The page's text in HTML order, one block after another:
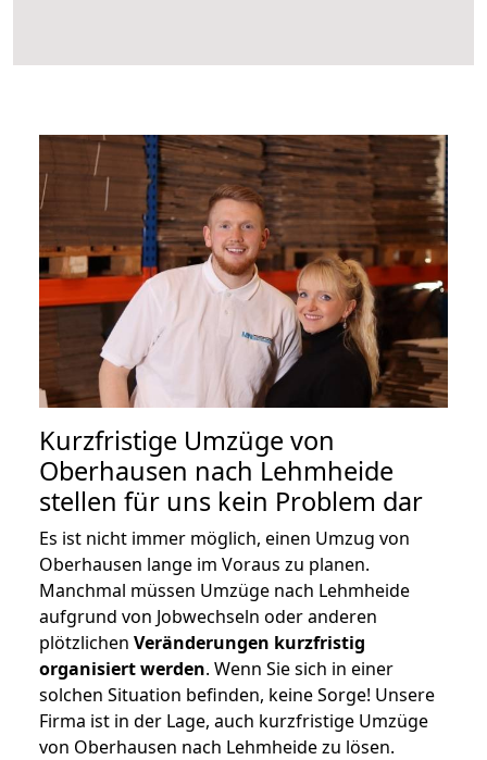
Kurzfristige Umzüge von
Oberhausen nach Lehmheide
stellen für uns kein Problem dar
Es ist nicht immer möglich, einen Umzug von
Oberhausen lange im Voraus zu planen.
Manchmal müssen Umzüge nach Lehmheide
aufgrund von Jobwechseln oder anderen
plötzlichen Veränderungen kurzfristig
organisiert werden. Wenn Sie sich in einer
solchen Situation befinden, keine Sorge! Unsere
Firma ist in der Lage, auch kurzfristige Umzüge
von Oberhausen nach Lehmheide zu lösen.